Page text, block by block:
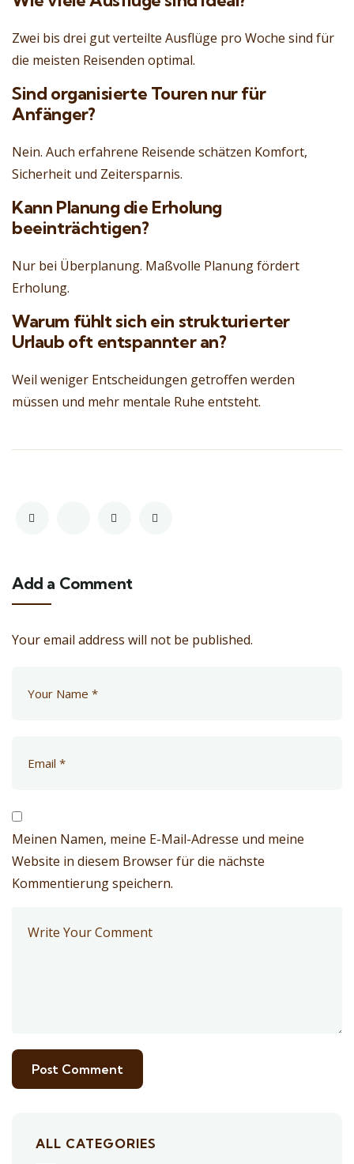
Zwei bis drei gut verteilte Ausflüge pro Woche sind für
die meisten Reisenden optimal.
Sind organisierte Touren nur für
Anfänger?
Nein. Auch erfahrene Reisende schätzen Komfort,
Sicherheit und Zeitersparnis.
Kann Planung die Erholung
beeinträchtigen?
Nur bei Überplanung. Maßvolle Planung fördert
Erholung.
Warum fühlt sich ein strukturierter
Urlaub oft entspannter an?
Weil weniger Entscheidungen getroffen werden
müssen und mehr mentale Ruhe entsteht.
Add a Comment
Your email address will not be published.
Meinen Namen, meine E-Mail-Adresse und meine
Website in diesem Browser für die nächste
Kommentierung speichern.
ALL CATEGORIES